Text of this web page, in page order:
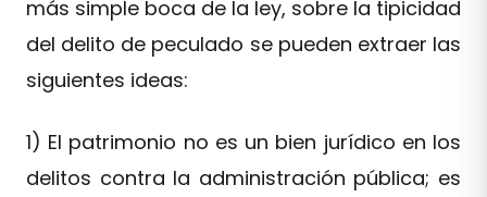
más simple boca de la ley, sobre la tipicidad
del delito de peculado se pueden extraer las
siguientes ideas:
1) El patrimonio no es un bien jurídico en los
delitos contra la administración pública; es